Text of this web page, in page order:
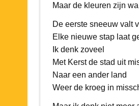
Maar de kleuren zijn
De eerste sneeuw valt
Elke nieuwe stap laat
Ik denk zoveel
Met Kerst de stad uit
Naar een ander land
Weer de kroeg in